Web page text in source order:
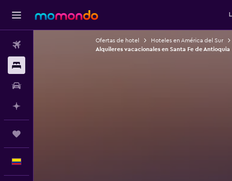
Ofertas de hotel Hoteles en América del Sur
Alquileres vacacionales en Santa Fe de Antioquia